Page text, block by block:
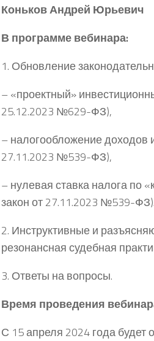
КоньковАндрей Юрьевич
В программе вебинара:
1. Обновление
– «проектный»
25.12.2023 №629-ФЗ),
– налогообложение доходов
27.11.2023 №539-ФЗ),
– нулевая ставка налога по
закон от 27.11.2023 №539-ФЗ).
2. Инструктивные и
резонансная судебная
3. Ответы на вопросы.
Время проведения
С 15 апреля 2024 года будет